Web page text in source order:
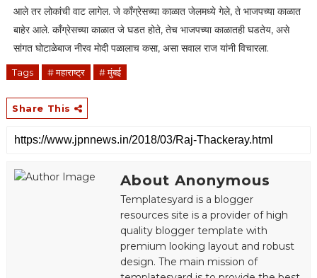
आले तर लोकांची वाट लागेल. जे काँग्रेसच्या काळात जेलमध्ये गेले, ते भाजपच्या काळात
बाहेर आले. काँग्रेसच्या काळात जे घडत होते, तेच भाजपच्या काळातही घडतेय, असे
सांगत घोटाळेबाज नीरव माेदी पळालाच कसा, असा सवाल राज यांनी विचारला.
Tags # महाराष्ट्र # मुंबई
Share This
About Anonymous
Templatesyard is a blogger
resources site is a provider of high
quality blogger template with
premium looking layout and robust
design. The main mission of